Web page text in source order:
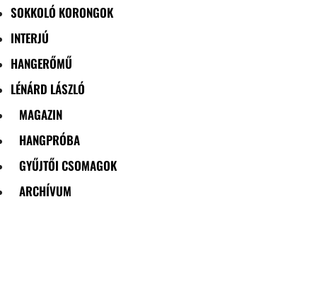
SOKKOLÓ KORONGOK
INTERJÚ
HANGERŐMŰ
LÉNÁRD LÁSZLÓ
MAGAZIN
HANGPRÓBA
GYŰJTŐI CSOMAGOK
ARCHÍVUM